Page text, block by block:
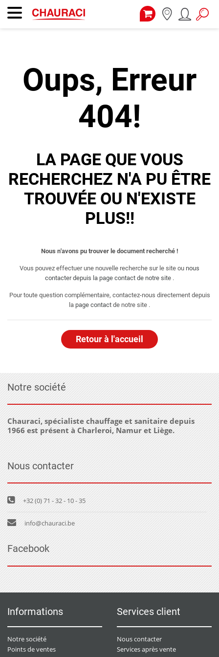
Oups, Erreur
404!
LA PAGE QUE VOUS
RECHERCHEZ N'A PU ÊTRE
TROUVÉE OU N'EXISTE
PLUS!!
Nous n'avons pu trouver le document recherché !
Vous pouvez effectuer une nouvelle recherche sur le site ou nous
contacter depuis la page contact de notre site .
Pour toute question complémentaire, contactez-nous directement depuis
la page contact de notre site .
Retour à l'accueil
Notre société
Chauraci, spécialiste chauffage et sanitaire depuis
1966 est présent à Charleroi, Namur et Liège.
Nous contacter
+32 (0) 71 - 32 - 10 - 35
info@chauraci.be
Facebook
Informations
Notre société
Points de ventes
Services client
Nous contacter
Services après vente